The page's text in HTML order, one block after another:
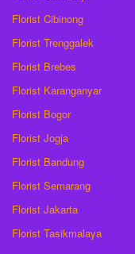
Florist Cibinong
Florist Trenggalek
Florist Brebes
Florist Karanganyar
Florist Bogor
Florist Jogja
Florist Bandung
Florist Semarang
Florist Jakarta
Florist Tasikmalaya